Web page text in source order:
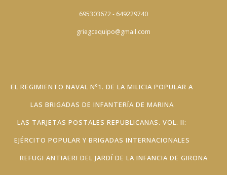
695303672 - 649229740
griegcequipo@gmail.com
EL REGIMIENTO NAVAL Nº1. DE LA MILICIA POPULAR A
LAS BRIGADAS DE INFANTERÍA DE MARINA
LAS TARJETAS POSTALES REPUBLICANAS. VOL. II:
EJÉRCITO POPULAR Y BRIGADAS INTERNACIONALES
REFUGI ANTIAERI DEL JARDÍ DE LA INFANCIA DE GIRONA